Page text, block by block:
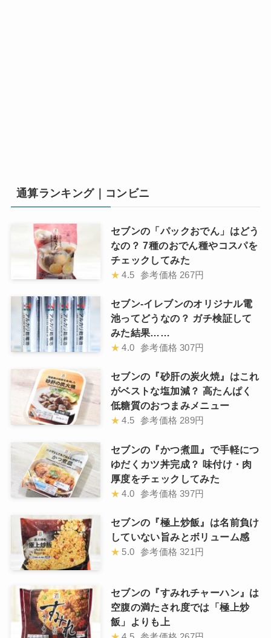
通算ランキング｜コンビニ
セブンの「パックおでん」はどう
なの？ 7種のおでん種やコスパを
チェックしてみた
★ 4.5 参考価格 267円
セブン-イレブンのオリジナル電
池ってどうなの？ ガチ検証して
みた結果……
★ 4.0 参考価格 307円
セブンの『砂肝の炭火焼』はこれ
がベストな塩加減？ 高たんぱく
低糖質のおつまみメニュー
★ 4.5 参考価格 289円
セブンの『かつ煮皿』で手軽につ
ゆだくカツ丼完成？ 味付け・肉
厚度をチェックしてみた
★ 4.0 参考価格 397円
セブンの『極上炒飯』は名前負け
していない旨みとボリューム感
★ 5.0 参考価格 321円
セブンの『すみれチャーハン』は
空腹の満たされ度では「極上炒
飯」よりも上